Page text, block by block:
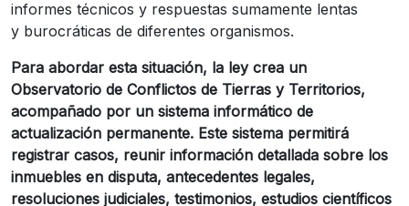
informes técnicos y respuestas sumamente lentas
y burocráticas de diferentes organismos.
Para abordar esta situación, la ley crea un
Observatorio de Conflictos de Tierras y Territorios,
acompañado por un sistema informático de
actualización permanente. Este sistema permitirá
registrar casos, reunir información detallada sobre los
inmuebles en disputa, antecedentes legales,
resoluciones judiciales, testimonios, estudios científicos